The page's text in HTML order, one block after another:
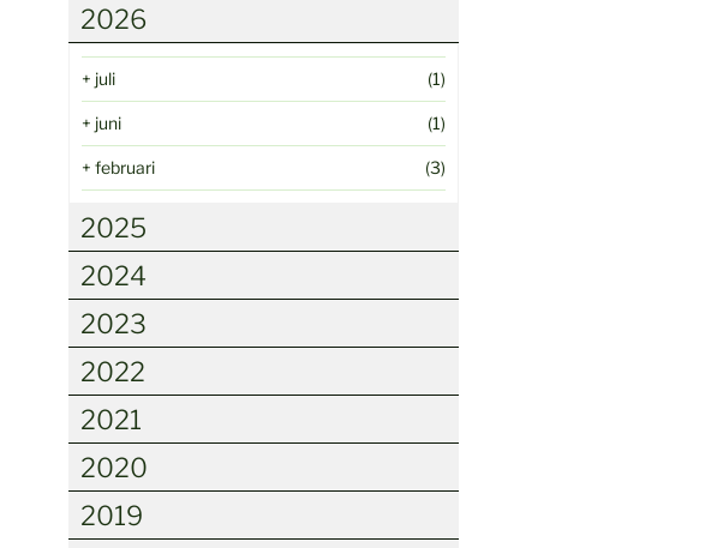
2026
+ juli (1)
+ juni (1)
+ februari (3)
2025
2024
2023
2022
2021
2020
2019